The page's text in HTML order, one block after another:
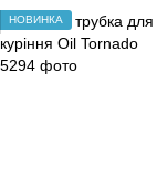
НОВИНКА